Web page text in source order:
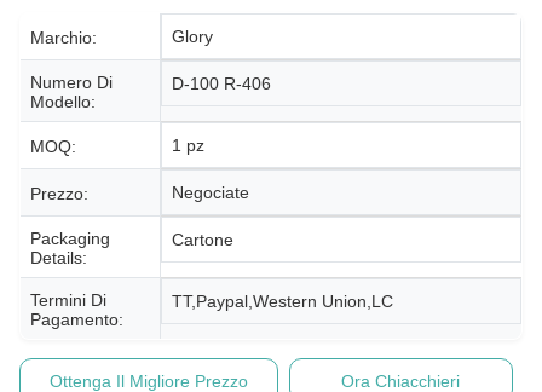
Marchio: Glory
Numero Di
Modello:
D-100 R-406
MOQ: 1 pz
Prezzo: Negociate
Packaging
Details:
Cartone
Termini Di
Pagamento:
TT,Paypal,Western Union,LC
Ottenga Il Migliore Prezzo Ora Chiacchieri